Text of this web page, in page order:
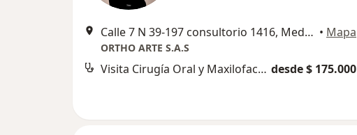
Calle 7 N 39-197 consultorio 1416, Medellín • Mapa
ORTHO ARTE S.A.S
Visita Cirugía Oral y Maxilofacial desde $ 175.000